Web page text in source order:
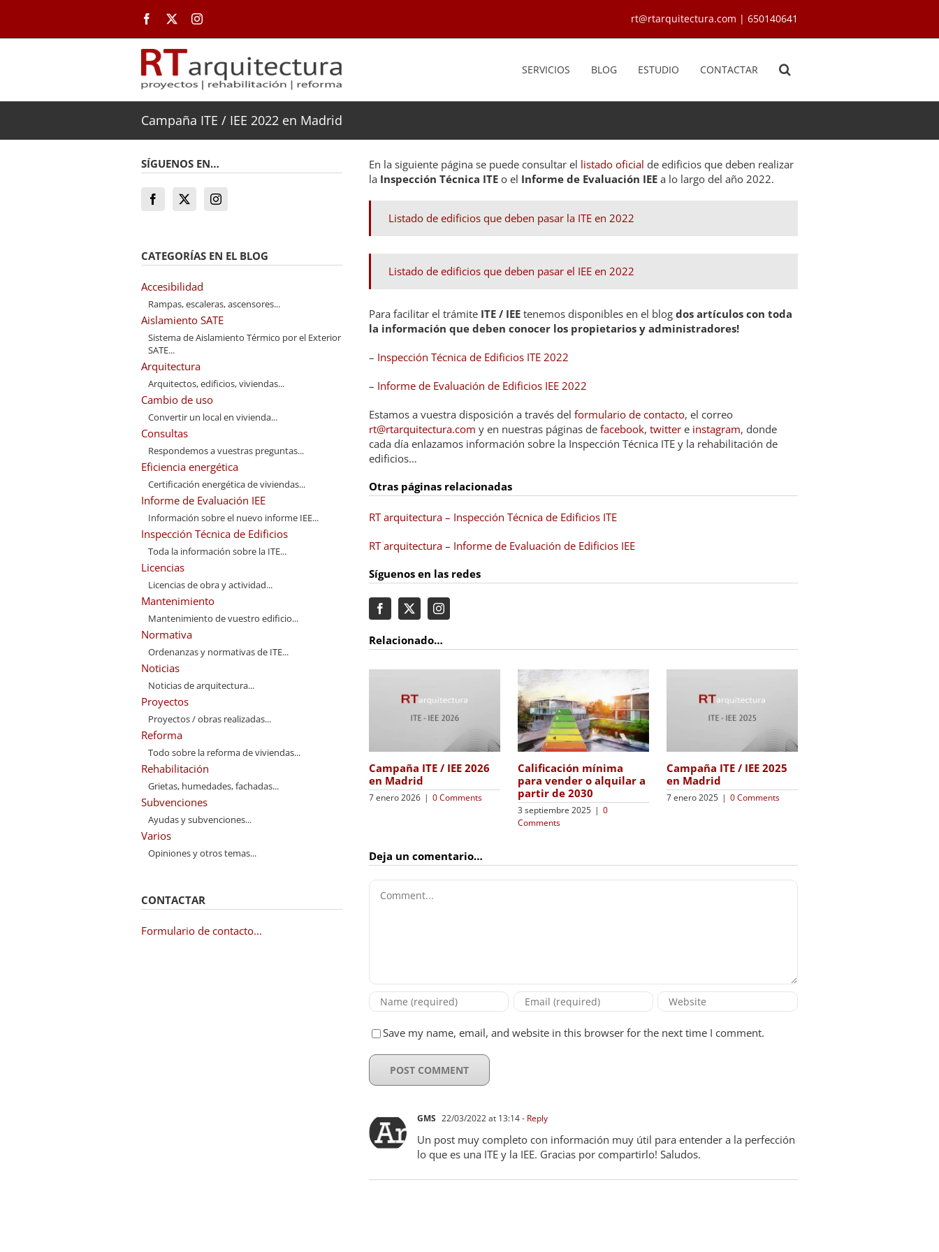
contenido
rt@rtarquitectura.com | 650140641
SERVICIOS BLOG ESTUDIO CONTACTAR
Campaña ITE / IEE 2022 en Madrid
SÍGUENOS EN…
CATEGORÍAS EN EL BLOG
Accesibilidad
Rampas, escaleras, ascensores...
Aislamiento SATE
Sistema de Aislamiento Térmico por el Exterior
SATE...
Arquitectura
Arquitectos, edificios, viviendas...
Cambio de uso
Convertir un local en vivienda...
Consultas
Respondemos a vuestras preguntas...
Eficiencia energética
Certificación energética de viviendas...
Informe de Evaluación IEE
Información sobre el nuevo informe IEE...
Inspección Técnica de Edificios
Toda la información sobre la ITE...
Licencias
Licencias de obra y actividad...
Mantenimiento
Mantenimiento de vuestro edificio...
Normativa
Ordenanzas y normativas de ITE...
Noticias
Noticias de arquitectura...
Proyectos
Proyectos / obras realizadas...
Reforma
Todo sobre la reforma de viviendas...
Rehabilitación
Grietas, humedades, fachadas...
Subvenciones
Ayudas y subvenciones...
Varios
Opiniones y otros temas...
CONTACTAR
Formulario de contacto...
En la siguiente página se puede consultar el listado oficial de edificios que deben realizar
la Inspección Técnica ITEo el Informe de Evaluación IEEa lo largo del año 2022.
Listado de edificios que deben pasar la ITE en 2022
Listado de edificios que deben pasar el IEE en 2022
Para facilitar el trámite ITE / IEEtenemos disponibles en el blog dos artículos con toda
la información que deben conocer los propietarios y administradores!
– Inspección Técnica de Edificios ITE 2022
– Informe de Evaluación de Edificios IEE 2022
Estamos a vuestra disposición a través del formulario de contacto, el correo
rt@rtarquitectura.com y en nuestras páginas de facebook, twittere instagram, donde
cada día enlazamos información sobre la Inspección Técnica ITE y la rehabilitación de
edificios…
Otras páginas relacionadas
RT arquitectura – Inspección Técnica de Edificios ITE
RT arquitectura – Informe de Evaluación de Edificios IEE
Síguenos en las redes
Relacionado…
Campaña ITE / IEE 2026
en Madrid
7 enero 2026 | 0 Comments
Calificación mínima
para vender o alquilar a
partir de 2030
3 septiembre 2025 | 0
Comments
Campaña ITE / IEE 2025
en Madrid
7 enero 2025 | 0 Comments
Deja un comentario…
GMS 22/03/2022 at 13:14- Reply
Un post muy completo con información muy útil para entender a la perfección
lo que es una ITE y la IEE. Gracias por compartirlo! Saludos.
Comment
Save my name, email, and website in this browser for the next time I comment.